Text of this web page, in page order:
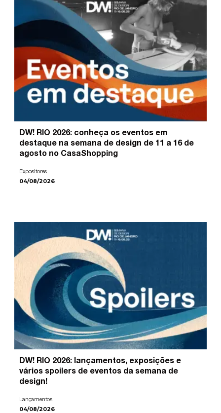
DW! RIO 2026: conheça os eventos em
destaque na semana de design de 11 a 16 de
agosto no CasaShopping
Expositores
04/08/2026
DW! RIO 2026: lançamentos, exposições e
vários spoilers de eventos da semana de
design!
Lançamentos
04/08/2026